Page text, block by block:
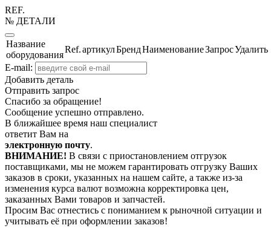
REF.
№ ДЕТАЛИ
Название
оборудования
Ref.артикулБрендНаименованиеЗапросУдалить
E-mail:
Добавить деталь
Отправить запрос
Спасибо за обращение!
Сообщение успешно отправлено.
В ближайшее время наш специалист
ответит Вам на
электронную почту.
ВНИМАНИЕ! В связи с приостановлением отгрузок
поставщиками, мы не можем гарантировать отгрузку Ваших
заказов в сроки, указанных на нашем сайте, а также из-за
изменения курса валют возможна корректировка цен,
заказанных Вами товаров и запчастей.
Просим Вас отнестись с пониманием к рыночной ситуации и
учитывать её при оформлении заказов!